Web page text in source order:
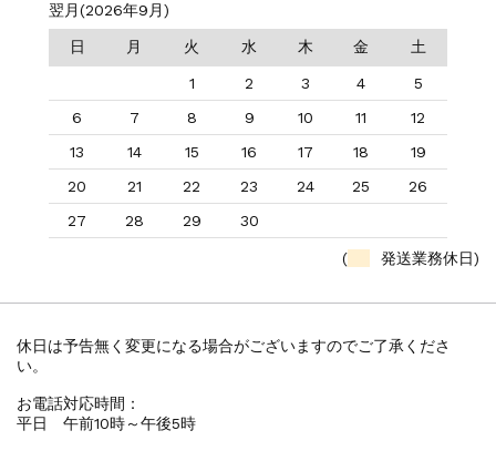
翌月(2026年9月)
日 月 火 水 木 金 土
1 2 3 4
5
6
7 8 9 10 11
12
13
14 15 16 17 18
19
20
21 22 23 24 25
26
27
28 29 30
( 発送業務休日)
休日は予告無く変更になる場合がございますのでご了承くださ
い。
お電話対応時間：
平日 午前10時～午後5時